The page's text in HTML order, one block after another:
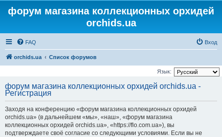
форум магазина коллекционных орхидей
orchids.ua
FAQ Вход
orchids.ua Список форумов
Язык:
форум магазина коллекционных орхидей orchids.ua -
Регистрация
Заходя на конференцию «форум магазина коллекционных орхидей
orchids.ua» (в дальнейшем «мы», «наш», «форум магазина
коллекционных орхидей orchids.ua», «https://flo.com.ua»), вы
подтверждаете своё согласие со следующими условиями. Если вы не